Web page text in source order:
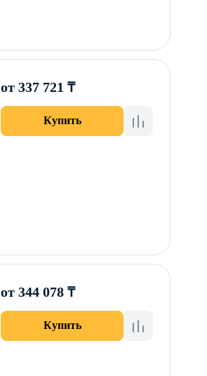
от 337 721 ₸
Купить
от 344 078 ₸
Купить